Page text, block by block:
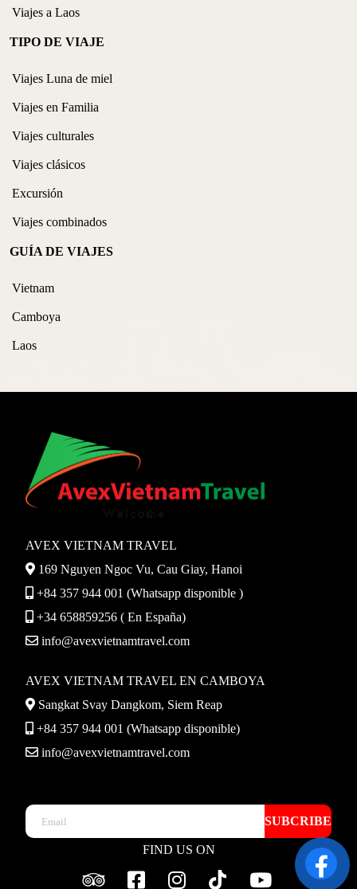
Viajes a Laos
TIPO DE VIAJE
Viajes Luna de miel
Viajes en Familia
Viajes culturales
Viajes clásicos
Excursión
Viajes combinados
GUÍA DE VIAJES
Vietnam
Camboya
Laos
AVEX VIETNAM TRAVEL
169 Nguyen Ngoc Vu, Cau Giay, Hanoi
+84 357 944 001 (Whatsapp disponible )
+34 658859256 ( En España)
info@avexvietnamtravel.com
AVEX VIETNAM TRAVEL EN CAMBOYA
Sangkat Svay Dangkom, Siem Reap
+84 357 944 001 (Whatsapp disponible)
info@avexvietnamtravel.com
SUBCRIBE
FIND US ON